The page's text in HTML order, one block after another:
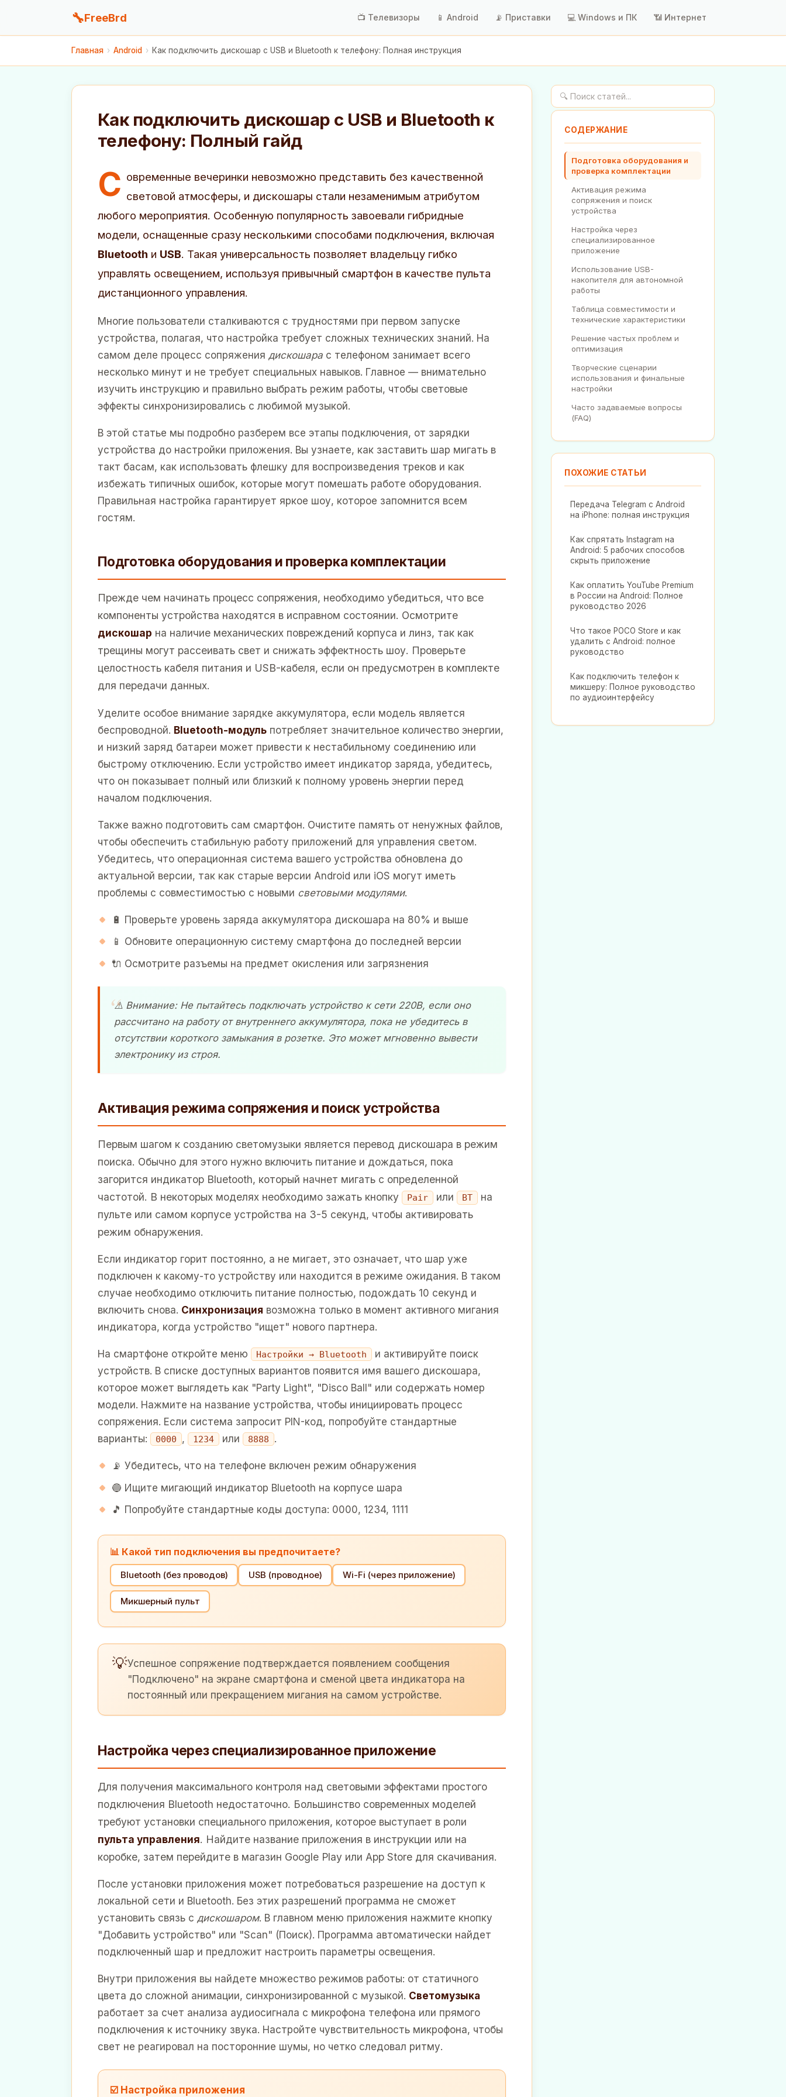
🔧FreeBrd 📺 Телевизоры 📱 Android 📡 Приставки 💻 Windows и ПК 📶 Интернет
Главная › Android › Как подключить дискошар с USB и Bluetooth к телефону: Полная инструкция
Как подключить дискошар с USB и Bluetooth к
телефону: Полный гайд
С овременные вечеринки невозможно представить без качественной
световой атмосферы, и дискошары стали незаменимым атрибутом
любого мероприятия. Особенную популярность завоевали гибридные
модели, оснащенные сразу несколькими способами подключения, включая
Bluetooth и USB. Такая универсальность позволяет владельцу гибко
управлять освещением, используя привычный смартфон в качестве пульта
дистанционного управления.
Многие пользователи сталкиваются с трудностями при первом запуске
устройства, полагая, что настройка требует сложных технических знаний. На
самом деле процесс сопряжения дискошара с телефоном занимает всего
несколько минут и не требует специальных навыков. Главное — внимательно
изучить инструкцию и правильно выбрать режим работы, чтобы световые
эффекты синхронизировались с любимой музыкой.
В этой статье мы подробно разберем все этапы подключения, от зарядки
устройства до настройки приложения. Вы узнаете, как заставить шар мигать в
такт басам, как использовать флешку для воспроизведения треков и как
избежать типичных ошибок, которые могут помешать работе оборудования.
Правильная настройка гарантирует яркое шоу, которое запомнится всем
гостям.
Подготовка оборудования и проверка комплектации
Прежде чем начинать процесс сопряжения, необходимо убедиться, что все
компоненты устройства находятся в исправном состоянии. Осмотрите
дискошар на наличие механических повреждений корпуса и линз, так как
трещины могут рассеивать свет и снижать эффектность шоу. Проверьте
целостность кабеля питания и USB-кабеля, если он предусмотрен в комплекте
для передачи данных.
Уделите особое внимание зарядке аккумулятора, если модель является
беспроводной. Bluetooth-модуль потребляет значительное количество энергии,
и низкий заряд батареи может привести к нестабильному соединению или
быстрому отключению. Если устройство имеет индикатор заряда, убедитесь,
что он показывает полный или близкий к полному уровень энергии перед
началом подключения.
Также важно подготовить сам смартфон. Очистите память от ненужных файлов,
чтобы обеспечить стабильную работу приложений для управления светом.
Убедитесь, что операционная система вашего устройства обновлена до
актуальной версии, так как старые версии Android или iOS могут иметь
проблемы с совместимостью с новыми световыми модулями.
🔋 Проверьте уровень заряда аккумулятора дискошара на 80% и выше
📱 Обновите операционную систему смартфона до последней версии
🔌 Осмотрите разъемы на предмет окисления или загрязнения
⚠️ Внимание: Не пытайтесь подключать устройство к сети 220В, если оно
рассчитано на работу от внутреннего аккумулятора, пока не убедитесь в
отсутствии короткого замыкания в розетке. Это может мгновенно вывести
электронику из строя.
Активация режима сопряжения и поиск устройства
Первым шагом к созданию светомузыки является перевод дискошара в режим
поиска. Обычно для этого нужно включить питание и дождаться, пока
загорится индикатор Bluetooth, который начнет мигать с определенной
частотой. В некоторых моделях необходимо зажать кнопку
Pair или BT
на
пульте или самом корпусе устройства на 3-5 секунд, чтобы активировать
режим обнаружения.
Если индикатор горит постоянно, а не мигает, это означает, что шар уже
подключен к какому-то устройству или находится в режиме ожидания. В таком
случае необходимо отключить питание полностью, подождать 10 секунд и
включить снова. Синхронизация возможна только в момент активного мигания
индикатора, когда устройство "ищет" нового партнера.
На смартфоне откройте меню Настройки → Bluetooth
и активируйте поиск
устройств. В списке доступных вариантов появится имя вашего дискошара,
которое может выглядеть как "Party Light", "Disco Ball" или содержать номер
модели. Нажмите на название устройства, чтобы инициировать процесс
сопряжения. Если система запросит PIN-код, попробуйте стандартные
варианты:
0000 , 1234 или 8888 .
📡 Убедитесь, что на телефоне включен режим обнаружения
🔵 Ищите мигающий индикатор Bluetooth на корпусе шарa
🎵 Попробуйте стандартные коды доступа: 0000, 1234, 1111
📊 Какой тип подключения вы предпочитаете?
Bluetooth (без проводов) USB (проводное) Wi-Fi (через приложение)
Микшерный пульт
💡Успешное сопряжение подтверждается появлением сообщения
"Подключено" на экране смартфона и сменой цвета индикатора на
постоянный или прекращением мигания на самом устройстве.
Настройка через специализированное приложение
Для получения максимального контроля над световыми эффектами простого
подключения Bluetooth недостаточно. Большинство современных моделей
требуют установки специального приложения, которое выступает в роли
пультa управления. Найдите название приложения в инструкции или на
коробке, затем перейдите в магазин Google Play или App Store для скачивания.
После установки приложения может потребоваться разрешение на доступ к
локальной сети и Bluetooth. Без этих разрешений программа не сможет
установить связь с дискошаром. В главном меню приложения нажмите кнопку
"Добавить устройство" или "Scan" (Поиск). Программа автоматически найдет
подключенный шар и предложит настроить параметры освещения.
Внутри приложения вы найдете множество режимов работы: от статичного
цвета до сложной анимации, синхронизированной с музыкой. Светомузыка
работает за счет анализа аудиосигнала с микрофона телефона или прямого
подключения к источнику звука. Настройте чувствительность микрофона, чтобы
свет не реагировал на посторонние шумы, но четко следовал ритму.
☑️ Настройка приложения
СОДЕРЖАНИЕ
Подготовка оборудования и
проверка комплектации
Активация режима
сопряжения и поиск
устройства
Настройка через
специализированное
приложение
Использование USB-
накопителя для автономной
работы
Таблица совместимости и
технические характеристики
Решение частых проблем и
оптимизация
Творческие сценарии
использования и финальные
настройки
Часто задаваемые вопросы
(FAQ)
ПОХОЖИЕ СТАТЬИ
Передача Telegram с Android
на iPhone: полная инструкция
Как спрятать Instagram на
Android: 5 рабочих способов
скрыть приложение
Как оплатить YouTube Premium
в России на Android: Полное
руководство 2026
Что такое POCO Store и как
удалить с Android: полное
руководство
Как подключить телефон к
микшеру: Полное руководство
по аудиоинтерфейсу